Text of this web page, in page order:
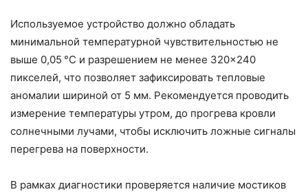
Используемое устройство должно обладать
минимальной температурной чувствительностью не
выше 0,05 °C и разрешением не менее 320×240
пикселей, что позволяет зафиксировать тепловые
аномалии шириной от 5 мм. Рекомендуется проводить
измерение температуры утром, до прогрева кровли
солнечными лучами, чтобы исключить ложные сигналы
перегрева на поверхности.
В рамках диагностики проверяется наличие мостиков